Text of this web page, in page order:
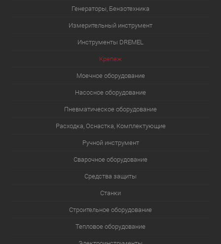
Генераторы, Бензотехника
Измерительный инструмент
Инструменты DREMEL
Крепеж
Моечное оборудование
Насосное оборудование
Пневматическое оборудование
Расходка, Оснастка, Комплектующие
Ручной инструмент
Сварочное оборудование
Средства защиты
Станки
Строительное оборудование
Тепловое оборудование